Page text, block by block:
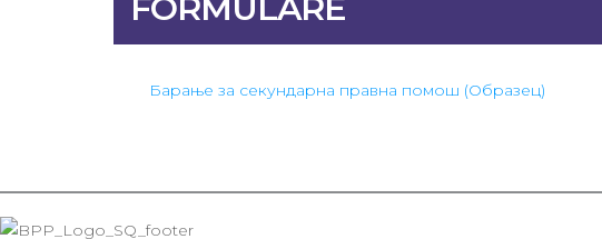
FORMULARË
Барање за секундарна правна помош (Образец)